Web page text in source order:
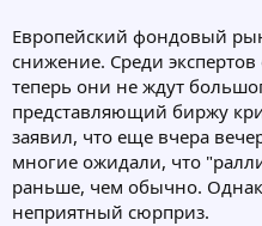
Европейский фондовый
снижение. Среди
теперь они не ждут
представляющий биржу
заявил, что еще вчера
многие ожидали, что
раньше, чем обычно.
неприятный сюрприз.